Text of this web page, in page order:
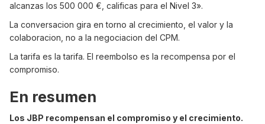
alcanzas los 500 000 €, calificas para el Nivel 3».
La conversacion gira en torno al crecimiento, el valor y la
colaboracion, no a la negociacion del CPM.
La tarifa es la tarifa. El reembolso es la recompensa por el
compromiso.
En resumen
Los JBP recompensan el compromiso y el crecimiento.